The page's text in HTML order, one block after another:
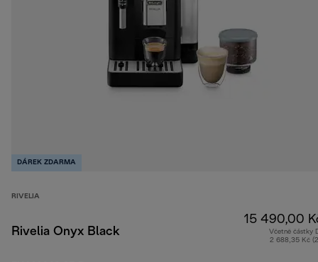
DÁREK ZDARMA
RIVELIA
Rivelia Onyx Black
15 490,00
Včetně částky
2 688,35 Kč